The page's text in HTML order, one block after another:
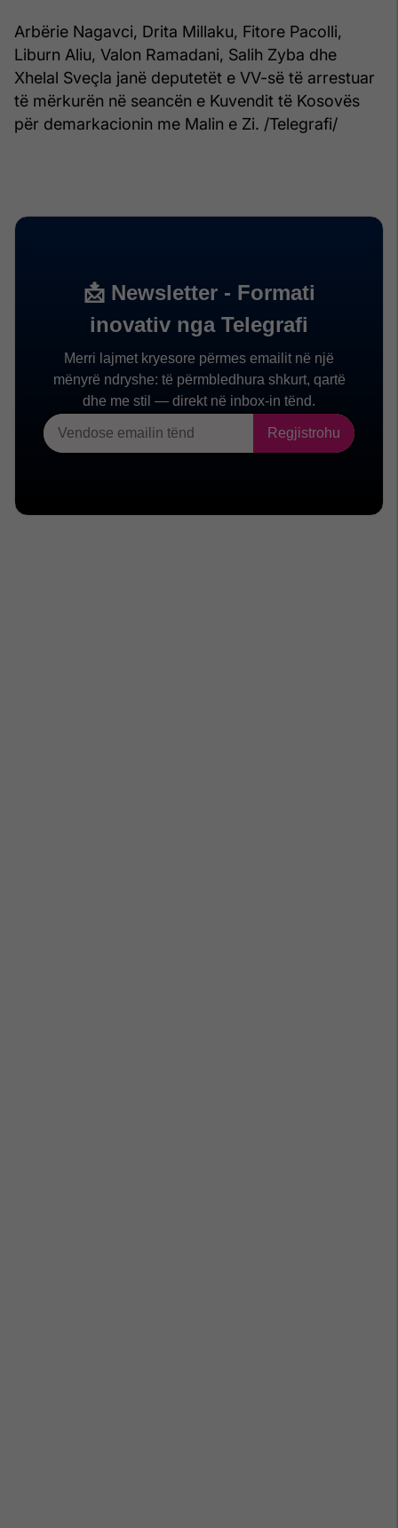
Arbërie Nagavci, Drita Millaku, Fitore Pacolli,
Liburn Aliu, Valon Ramadani, Salih Zyba dhe
Xhelal Sveçla janë deputetët e VV-së të arrestuar
të mërkurën në seancën e Kuvendit të Kosovës
për demarkacionin me Malin e Zi. /Telegrafi/